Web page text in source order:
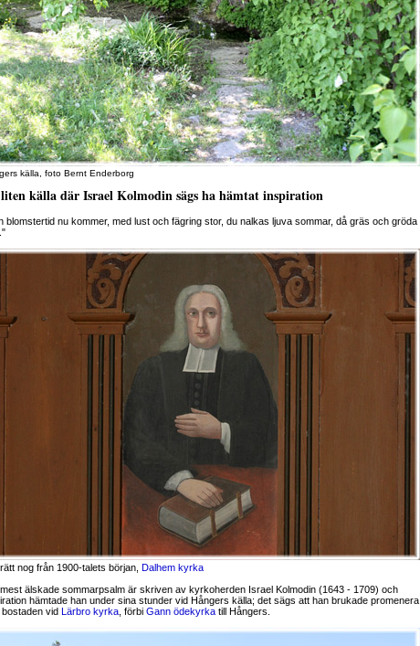
källa, foto Bernt Enderborg
källa där Israel Kolmodin sägs ha hämtat inspiration
blomstertid nu kommer, med lust och fägring stor, du nalkas ljuva sommar, då gräs och gröda
nog från 1900-talets början, Dalhem kyrka
älskade sommarpsalm är skriven av kyrkoherden Israel Kolmodin (1643 - 1709) och
hämtade han under sina stunder vid Hångers källa; det sägs att han brukade promenera
vid Lärbro kyrka , förbi Gann ödekyrka till Hångers.